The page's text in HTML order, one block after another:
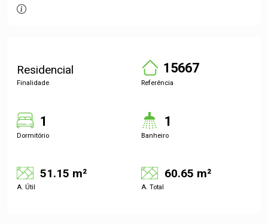
Residencial
Finalidade
15667
Referência
1
Dormitório
1
Banheiro
51.15 m²
A. Útil
60.65 m²
A. Total